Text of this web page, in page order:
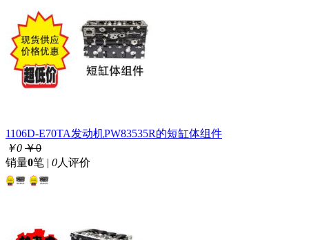
1106D-E70TA发动机PW83535R的短缸体组件
￥0 ￥0
销量0笔 | 0人评价